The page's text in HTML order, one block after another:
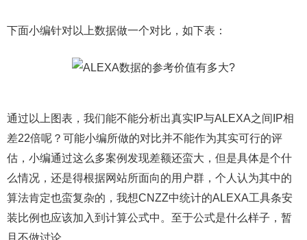
下面小编针对以上数据做一个对比，如下表：
通过以上图表，我们能不能分析出真实IP与ALEXA之间IP相
差22倍呢？可能小编所做的对比并不能作为其实可行的评
估，小编通过这么多案例发现差额还蛮大，但是具体是个什
么情况，还是得根据网站所面向的用户群，个人认为其中的
算法肯定也蛮复杂的，我想CNZZ中统计的ALEXA工具条安
装比例也应该加入到计算公式中。至于公式是什么样子，暂
且不做讨论。